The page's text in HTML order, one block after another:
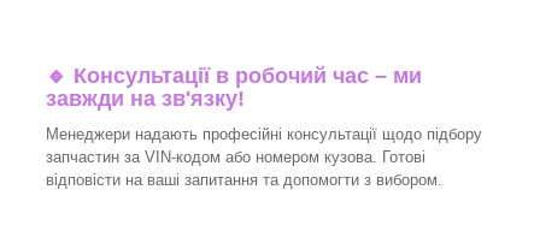
🔹 Консультації в робочий час – ми
завжди на зв'язку!
Менеджери надають професійні консультації щодо підбору
запчастин за VIN-кодом або номером кузова. Готові
відповісти на ваші запитання та допомогти з вибором.